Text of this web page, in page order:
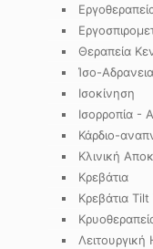
Θεραπεία
Ίσο-
Ισοκίνηση
Ισορροπία -
Κάρδιο-
Κλινική
Κρεβάτια
Κρεβάτια